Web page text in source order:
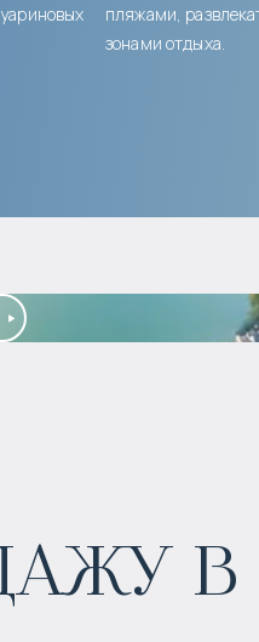
пляжами,
зонами отдыха.
в
$ 1 143 193